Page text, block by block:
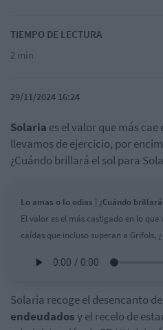
TIEMPO DE LECTURA
2 min
29/11/2024 16:24
Solaria es el valor que más
llevamos de ejercicio, por
¿Cuándo brillará el sol para
Lo amas o lo odias | ¿Cuándo
El valor es el más castigado en lo que
caídas que incluso superan a Grifols,
Solaria recoge el desencanto
endeudadosy el recelo de